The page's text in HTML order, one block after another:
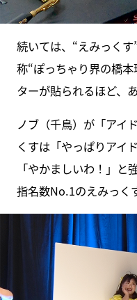
続いては、“えみっく
称“ぽっちゃり界の橋
ターが貼られるほど、
ノブ（千鳥）が「アイ
くすは「やっぱりアイ
「やかましいわ！」と
指名数No.1のえみっく